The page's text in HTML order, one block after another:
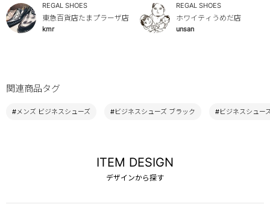
REGAL SHOES
東急百貨店たまプラーザ店
kmr
REGAL SHOES
ホワイティうめだ店
unsan
関連商品タグ
#メンズ ビジネスシューズ #ビジネスシューズ ブラック #ビジネスシュー
ITEM DESIGN
デザインから探す